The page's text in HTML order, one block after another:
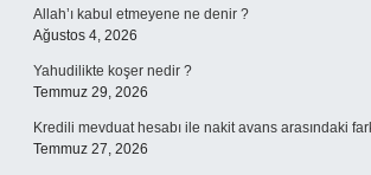
Allah’ı kabul etmeyene ne denir ?
Ağustos 4, 2026
Yahudilikte koşer nedir ?
Temmuz 29, 2026
Kredili mevduat hesabı ile nakit avans arasındaki
Temmuz 27, 2026